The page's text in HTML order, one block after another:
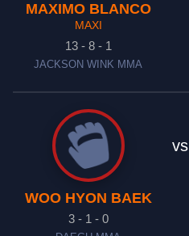
MAXIMO BLANCO
MAXI
13 - 8 - 1
JACKSON WINK MMA
WOO HYON BAEK
3 - 1 - 0
vs